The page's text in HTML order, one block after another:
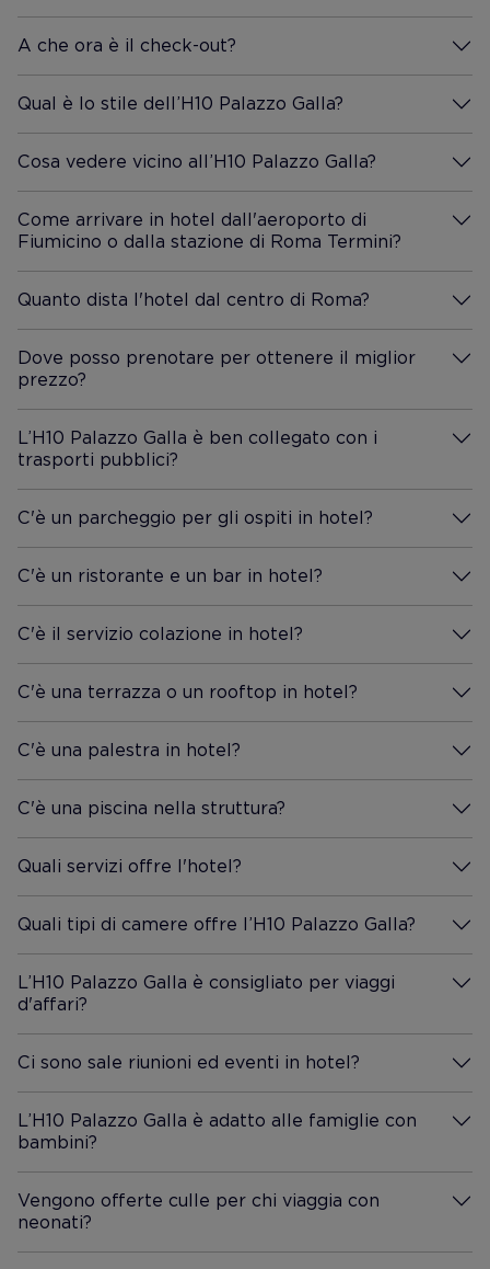
A che ora è il check-out?
Maggiori Informazioni
Qual è lo stile dell’H10 Palazzo Galla?
Maggiori Informazioni
Cosa vedere vicino all’H10 Palazzo Galla?
Maggiori Informazioni
Come arrivare in hotel dall'aeroporto di
Fiumicino o dalla stazione di Roma Termini?
Maggiori Informazioni
Quanto dista l'hotel dal centro di Roma?
Maggiori Informazioni
Dove posso prenotare per ottenere il miglior
prezzo?
Maggiori Informazioni
L’H10 Palazzo Galla è ben collegato con i
trasporti pubblici?
Maggiori Informazioni
C'è un parcheggio per gli ospiti in hotel?
Maggiori Informazioni
C'è un ristorante e un bar in hotel?
Maggiori Informazioni
C'è il servizio colazione in hotel?
Maggiori Informazioni
C'è una terrazza o un rooftop in hotel?
Maggiori Informazioni
C'è una palestra in hotel?
Maggiori Informazioni
C'è una piscina nella struttura?
Maggiori Informazioni
Quali servizi offre l'hotel?
Maggiori Informazioni
Quali tipi di camere offre l’H10 Palazzo Galla?
Maggiori Informazioni
L’H10 Palazzo Galla è consigliato per viaggi
d'affari?
Maggiori Informazioni
Ci sono sale riunioni ed eventi in hotel?
Maggiori Informazioni
L’H10 Palazzo Galla è adatto alle famiglie con
bambini?
Maggiori Informazioni
Vengono offerte culle per chi viaggia con
neonati?
Maggiori Informazioni